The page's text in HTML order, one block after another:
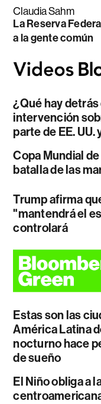
Claudia Sahm
La Reserva
a la gente común
¿Qué hay detrás
intervención
parte de EE. UU.
Copa Mundial de
batalla de las
Trump afirma
"mantendrá el
controlará
Estas son las
América Latina
nocturno hace
de sueño
El Niño obliga a